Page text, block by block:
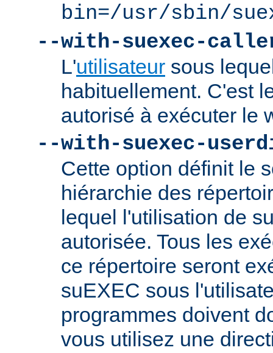
bin=/usr/sbin/
--with-suexec-
L'utilisateur sous
habituellement. C'est
autorisé à exécuter le
--with-suexec-
Cette option définit le
hiérarchie des
lequel l'utilisation de
autorisée. Tous les
ce répertoire seront
suEXEC sous
programmes doivent
vous utilisez une